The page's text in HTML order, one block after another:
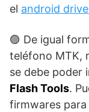
el android
🟣 De igual
teléfono MTK,
se debe poder
Flash Tools.
firmwares